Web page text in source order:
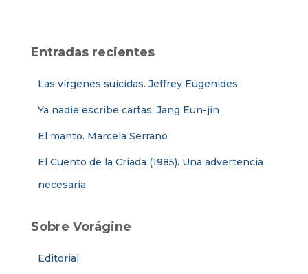
Entradas recientes
Las vírgenes suicidas. Jeffrey Eugenides
Ya nadie escribe cartas. Jang Eun-jin
El manto. Marcela Serrano
El Cuento de la Criada (1985). Una advertencia
necesaria
Sobre Vorágine
Editorial